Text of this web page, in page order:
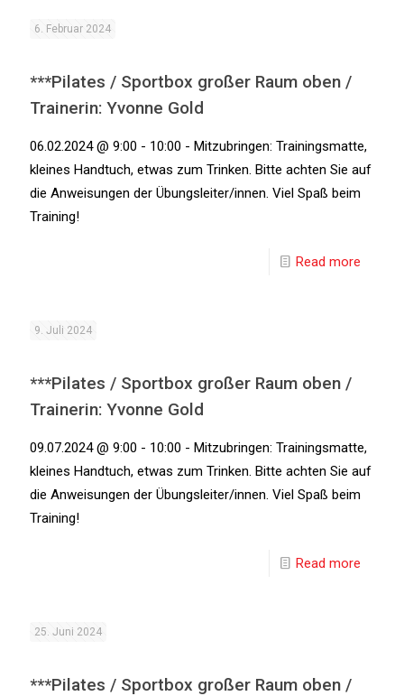
6. Februar 2024
***Pilates / Sportbox großer Raum oben /
Trainerin: Yvonne Gold
06.02.2024 @ 9:00 - 10:00 - Mitzubringen: Trainingsmatte,
kleines Handtuch, etwas zum Trinken. Bitte achten Sie auf
die Anweisungen der Übungsleiter/innen. Viel Spaß beim
Training!
Read more
9. Juli 2024
***Pilates / Sportbox großer Raum oben /
Trainerin: Yvonne Gold
09.07.2024 @ 9:00 - 10:00 - Mitzubringen: Trainingsmatte,
kleines Handtuch, etwas zum Trinken. Bitte achten Sie auf
die Anweisungen der Übungsleiter/innen. Viel Spaß beim
Training!
Read more
25. Juni 2024
***Pilates / Sportbox großer Raum oben /